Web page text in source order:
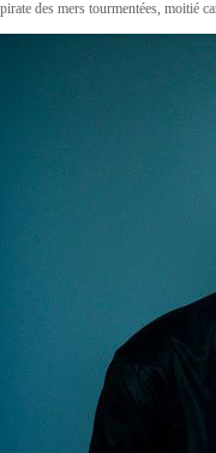
pirate des mers tourmentées, moitié